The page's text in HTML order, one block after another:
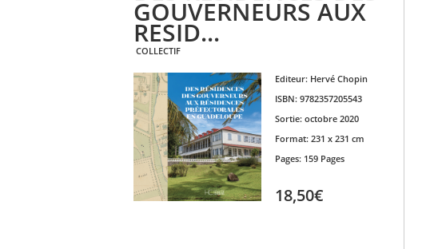
GOUVERNEURS AUX
RESID...
COLLECTIF
Editeur: Hervé Chopin
ISBN: 9782357205543
Sortie: octobre 2020
Format: 231 x 231 cm
Pages: 159 Pages
18,50€